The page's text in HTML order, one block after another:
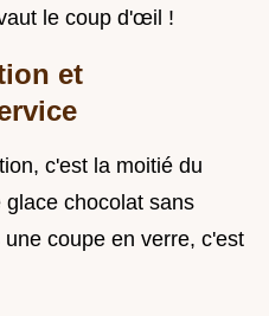
le coup d'œil !
et
c'est la moitié du
chocolat sans
coupe en verre, c'est